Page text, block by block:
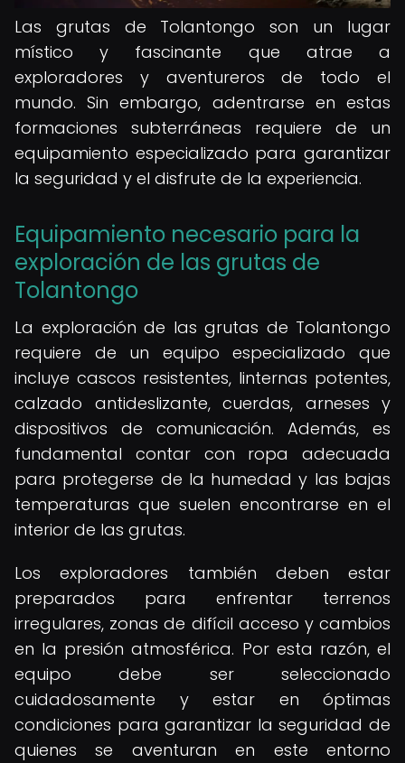
Las grutas de Tolantongo son un lugar
místico y fascinante que atrae a
exploradores y aventureros de todo el
mundo. Sin embargo, adentrarse en estas
formaciones subterráneas requiere de un
equipamiento especializado para garantizar
la seguridad y el disfrute de la experiencia.
Equipamiento necesario para la
exploración de las grutas de
Tolantongo
La exploración de las grutas de Tolantongo
requiere de un equipo especializado que
incluye cascos resistentes, linternas potentes,
calzado antideslizante, cuerdas, arneses y
dispositivos de comunicación. Además, es
fundamental contar con ropa adecuada
para protegerse de la humedad y las bajas
temperaturas que suelen encontrarse en el
interior de las grutas.
Los exploradores también deben estar
preparados para enfrentar terrenos
irregulares, zonas de difícil acceso y cambios
en la presión atmosférica. Por esta razón, el
equipo debe ser seleccionado
cuidadosamente y estar en óptimas
condiciones para garantizar la seguridad de
quienes se aventuran en este entorno